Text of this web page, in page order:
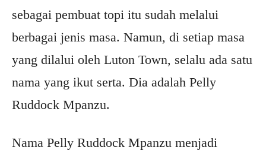
sebagai pembuat topi itu sudah melalui
berbagai jenis masa. Namun, di setiap masa
yang dilalui oleh Luton Town, selalu ada satu
nama yang ikut serta. Dia adalah Pelly
Ruddock Mpanzu.
Nama Pelly Ruddock Mpanzu menjadi